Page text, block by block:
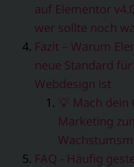
auf Elementor
wer sollte noch
Fazit – Warum
neue Standard
Webdesign ist
💡 Mach dein
Marketing
FAQ - Häufig